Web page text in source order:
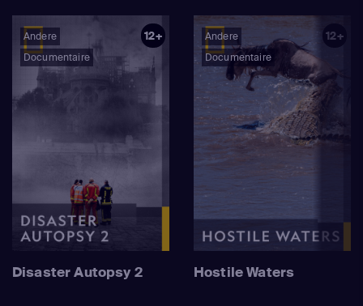
Andere
Documentaire
12+
Disaster Autopsy 2
Andere
Documentaire
12+
Hostile Waters